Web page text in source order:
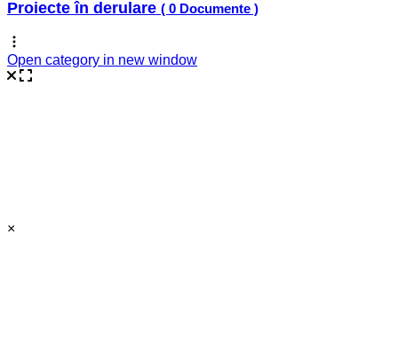
Proiecte în derulare ( 0 Documente )
Open category in new window
×